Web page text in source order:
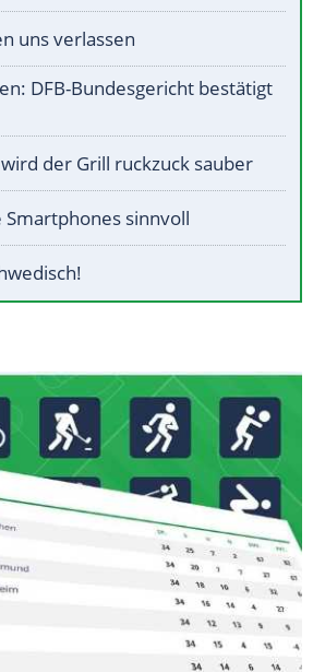
uns verlassen
DFB-Bundesgericht bestätigt
der Grill ruckzuck sauber
Smartphones sinnvoll